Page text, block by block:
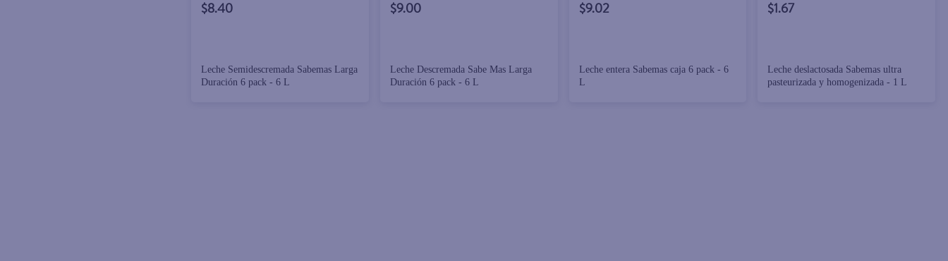
$8.40
Leche Semidescremada Sabemas Larga
Duración 6 pack - 6 L
$9.00
Leche Descremada Sabe Mas Larga
Duración 6 pack - 6 L
$9.02
Leche entera Sabemas caja 6 pack - 6
L
$1.67
Leche deslactosada Sabemas ultra
pasteurizada y homogenizada - 1 L